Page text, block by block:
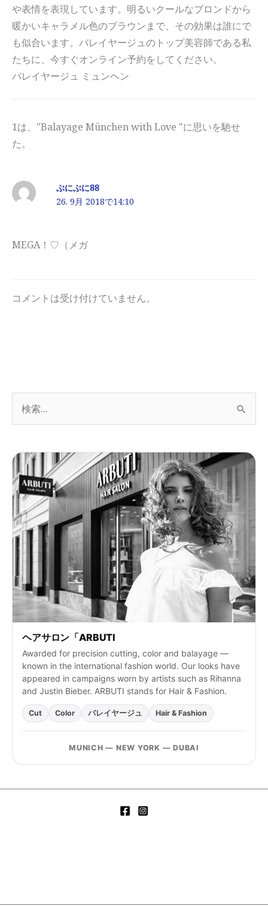
や表情を表現しています。明るいクールなブロンドから
暖かいキャラメル色のブラウンまで、その効果は誰にで
も似合います。バレイヤージュのトップ美容師である私
たちに、今すぐオンライン予約をしてください。
バレイヤージュ ミュンヘン
1は、"Balayage München with Love "に思いを馳せ
た。
ぶにぶに88
26. 9月 2018で14:10
MEGA！♡（メガ
コメントは受け付けていません。
く
だ
さ
い
。
ヘアサロン「ARBUTI
Awarded for precision cutting, color and balayage —
known in the international fashion world. Our looks have
appeared in campaigns worn by artists such as Rihanna
and Justin Bieber. ARBUTI stands for Hair & Fashion.
Cut Color バレイヤージュ Hair & Fashion
MUNICH — NEW YORK — DUBAI